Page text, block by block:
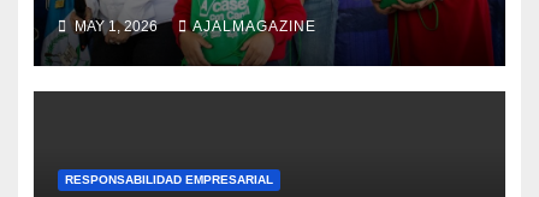
acompaña a más de 2,400
niños y niñas
MAY 1, 2026 AJALMAGAZINE
RESPONSABILIDAD EMPRESARIAL